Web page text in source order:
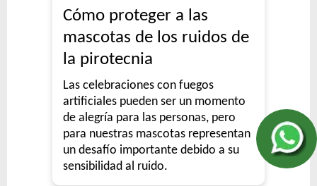
Cómo proteger a las
mascotas de los ruidos de
la pirotecnia
Las celebraciones con fuegos
artificiales pueden ser un momento
de alegría para las personas, pero
para nuestras mascotas representan
un desafío importante debido a su
sensibilidad al ruido.